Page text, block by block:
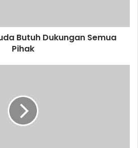
Butuh Dukungan Semua
Pihak